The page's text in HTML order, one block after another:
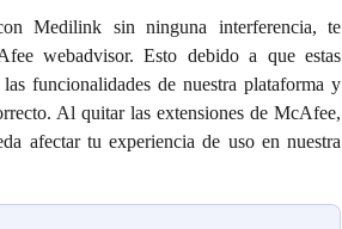
Medilink sin ninguna interferencia, te
webadvisor. Esto debido a que estas
funcionalidades de nuestra plataforma y
Al quitar las extensiones de McAfee,
afectar tu experiencia de uso en nuestra